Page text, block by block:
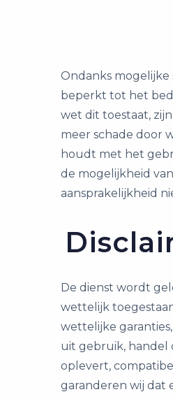
Ondanks mogelijke
beperkt tot het
wet dit toestaat,
meer schade door
houdt met het
de mogelijkheid
aansprakelijkheid
De dienst wordt
wettelijk
wettelijke
uit gebruik, handel
oplevert,
garanderen wij dat